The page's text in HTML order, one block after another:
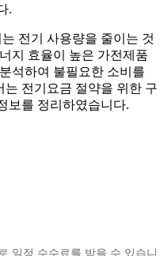
.
전기 사용량을 줄이는 것
지 효율이 높은 가전제품
석하여 불필요한 소비를
전기요금 절약을 위한 구
보를 정리하였습니다.
일정 수수료를 받을 수 있습니